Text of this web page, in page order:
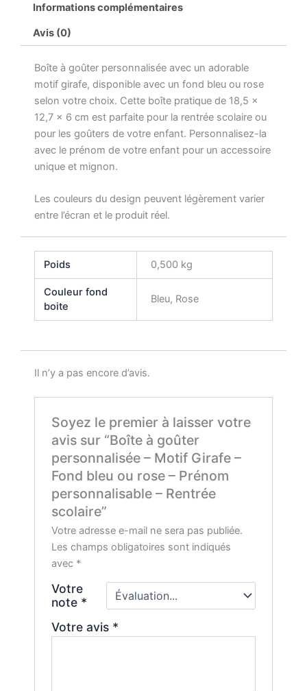
Informations complémentaires
Avis (0)
Boîte à goûter personnalisée avec un adorable
motif girafe, disponible avec un fond bleu ou rose
selon votre choix. Cette boîte pratique de 18,5 x
12,7 x 6 cm est parfaite pour la rentrée scolaire ou
pour les goûters de votre enfant. Personnalisez-la
avec le prénom de votre enfant pour un accessoire
unique et mignon.
Les couleurs du design peuvent légèrement varier
entre l’écran et le produit réel.
Poids 0,500 kg
Couleur fond
boite
Bleu, Rose
Il n’y a pas encore d’avis.
Soyez le premier à laisser votre
avis sur “Boîte à goûter
personnalisée – Motif Girafe –
Fond bleu ou rose – Prénom
personnalisable – Rentrée
scolaire”
Votre adresse e-mail ne sera pas publiée.
Les champs obligatoires sont indiqués
avec *
Votre
note *
Votre avis *